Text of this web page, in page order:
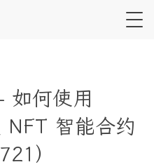
如何使用
NFT 智能合约
）